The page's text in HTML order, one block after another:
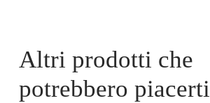
Altri prodotti che
potrebbero piacerti